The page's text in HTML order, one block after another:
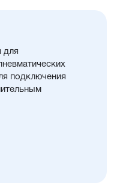
для
подключения